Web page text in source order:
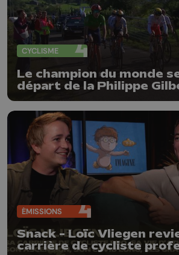
CYCLISME
Le champion du monde
départ de la Philippe
ÉMISSIONS
Snack - Loïc Vliegen
carrière de cycliste